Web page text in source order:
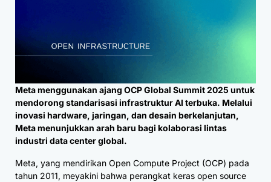
Meta menggunakan ajang OCP Global Summit 2025 untuk
mendorong standarisasi infrastruktur AI terbuka. Melalui
inovasi hardware, jaringan, dan desain berkelanjutan,
Meta menunjukkan arah baru bagi kolaborasi lintas
industri data center global.
Meta, yang mendirikan Open Compute Project (OCP) pada
tahun 2011, meyakini bahwa perangkat keras open source